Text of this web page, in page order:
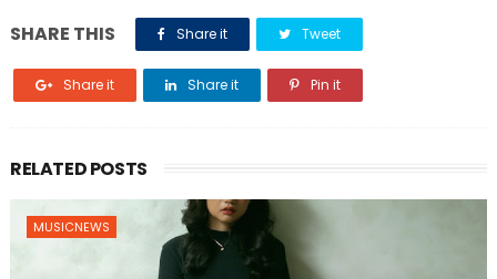
SHARE THIS Share it Tweet
Share it Share it Pin it
RELATED POSTS
MUSICNEWS